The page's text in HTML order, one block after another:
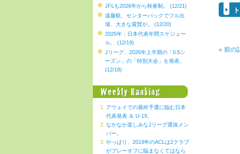
« 前の
JFLも2026年から秋春制。 (12/21)
遠藤航、センターバックでフル出
場、大きな賞賛が。 (12/20)
2025年：日本代表年間スケジュー
ル。 (12/19)
Jリーグ、2026年上半期の「0.5シ
ーズン」の「特別大会」を発表。
(12/18)
アウェイでの最終予選に臨む日本
代表発表 ＆ U-19。
なかなか楽しみなJリーグ選抜メン
バー。
やっぱり、2019年のACLは2クラブ
がプレーオフに臨まなくてはなら